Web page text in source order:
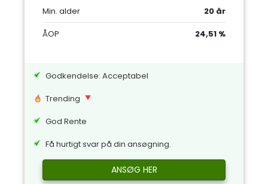
Min. alder
20 år
ÅOP
24,51 %
Godkendelse: Acceptabel
Trending
God Rente
Få hurtigt svar på din ansøgning.
ANSØG HER